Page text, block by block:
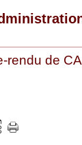
rendu de CA